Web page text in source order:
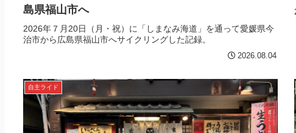
島県福山市へ
2026年７月20日（月・祝）に「しまなみ海道」を通って愛媛県今
治市から広島県福山市へサイクリングした記録。
2026.08.04
自主ライド